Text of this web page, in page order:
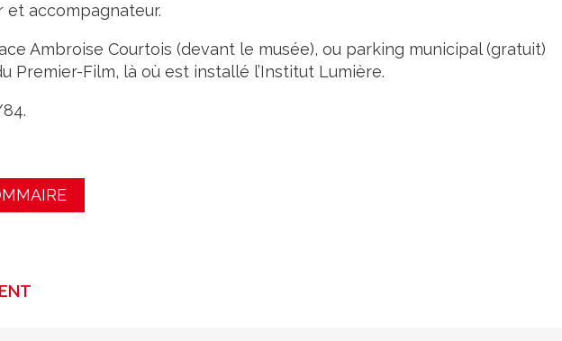
et accompagnateur.
Ambroise Courtois (devant le musée), ou parking municipal (gratuit)
Premier-Film, là où est installé l’Institut Lumière.